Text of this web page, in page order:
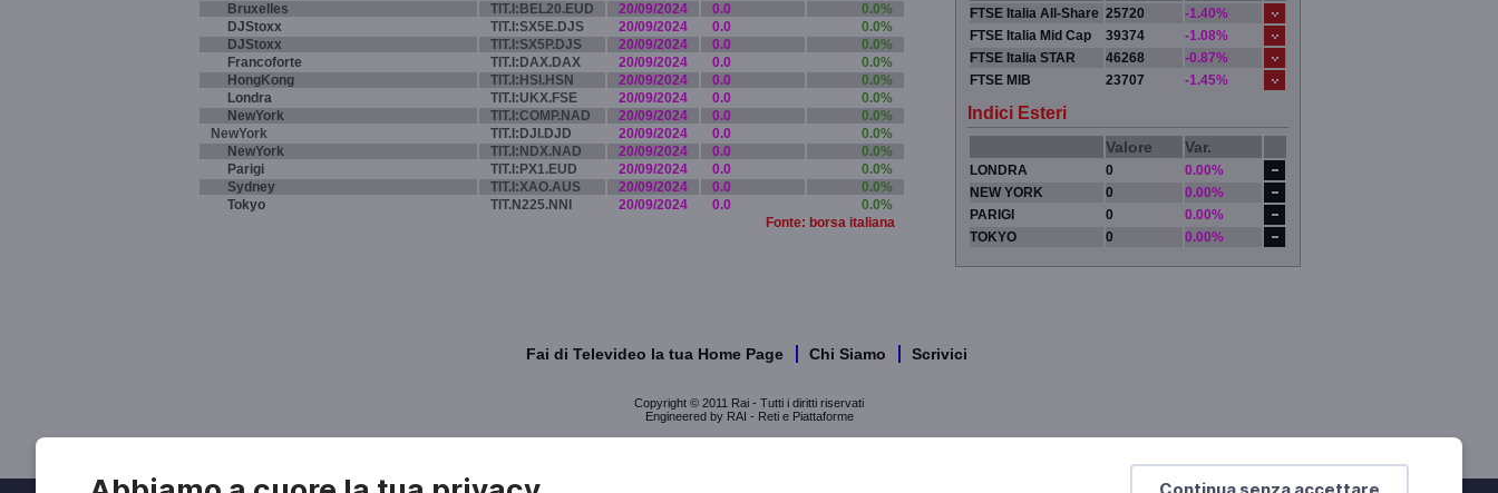
Continua senza accettare
Bruxelles
TIT.I:BEL20.EUD 20/09/2024 0.0
0.0%
DJStoxx
TIT.I:SX5E.DJS 20/09/2024 0.0
0.0%
DJStoxx
TIT.I:SX5P.DJS 20/09/2024 0.0
0.0%
Francoforte
TIT.I:DAX.DAX 20/09/2024 0.0
0.0%
HongKong
TIT.I:HSI.HSN 20/09/2024 0.0
0.0%
Londra
TIT.I:UKX.FSE 20/09/2024 0.0
0.0%
NewYork
TIT.I:COMP.NAD 20/09/2024 0.0
0.0%
NewYork
TIT.I:DJI.DJD 20/09/2024 0.0
0.0%
NewYork
TIT.I:NDX.NAD 20/09/2024 0.0
0.0%
Parigi
TIT.I:PX1.EUD 20/09/2024 0.0
0.0%
Sydney
TIT.I:XAO.AUS 20/09/2024 0.0
0.0%
Tokyo
TIT.N225.NNI 20/09/2024 0.0
0.0%
Fonte: borsa italiana
FTSE Italia All-Share 25720
-1.40%
FTSE Italia Mid Cap
39374
-1.08%
FTSE Italia STAR
46268
-0.87%
FTSE MIB
23707 -1.45%
Indici Esteri
Valore Var.
LONDRA 0
0.00%
NEW YORK
0
0.00%
PARIGI
0
0.00%
TOKYO
0 0.00%
Fai di Televideo la tua Home Page Chi Siamo Scrivici
Copyright © 2011 Rai - Tutti i diritti riservati
Engineered by RAI - Reti e Piattaforme